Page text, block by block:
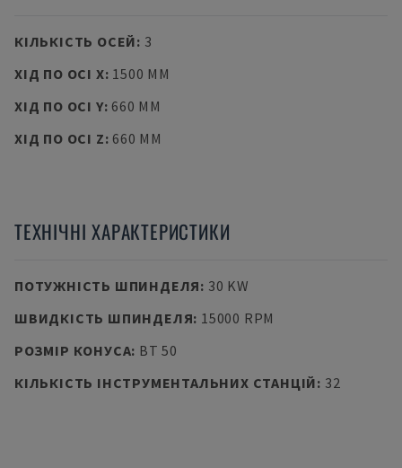
КІЛЬКІСТЬ ОСЕЙ: 3
ХІД ПО ОСІ X: 1500 MM
ХІД ПО ОСІ Y: 660 MM
ХІД ПО ОСІ Z: 660 MM
ТЕХНІЧНІ ХАРАКТЕРИСТИКИ
ПОТУЖНІСТЬ ШПИНДЕЛЯ: 30 KW
ШВИДКІСТЬ ШПИНДЕЛЯ: 15000 RPM
РОЗМІР КОНУСА: BT 50
КІЛЬКІСТЬ ІНСТРУМЕНТАЛЬНИХ СТАНЦІЙ: 32